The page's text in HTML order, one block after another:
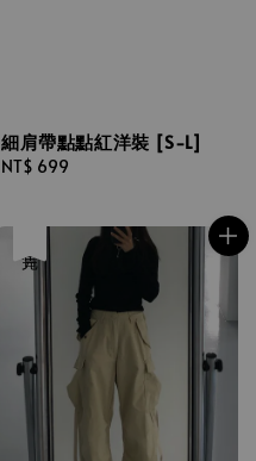
細肩帶點點紅洋裝 [S-L]
Regular
NT$ 699